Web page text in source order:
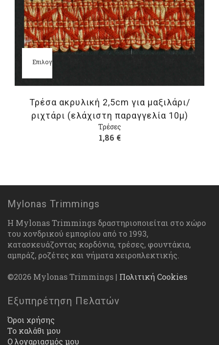
Επιλογή
Τρέσα ακρυλική 2,5cm για μαξιλάρι/
ριχτάρι (ελάχιστη παραγγελία 10μ)
Τρέσες
1,86 €
Mylonas Trimmings
Η Mylonas Trimmings δραστηριοποιείται στο χώρο
του χονδρικού εμπορίου από το 1993,
κατασκευάζοντας κορδόνια, τρέσες, φουντάκια,
αμπράζ, ροζέτες και νήματα χειροπλεκτικής.
©2026 Mylonas Trimmings | Πολιτική Cookies
Εξυπηρέτηση Πελατών
Όροι χρήσης
Το καλάθι μου
Ο λογαριασμός μου